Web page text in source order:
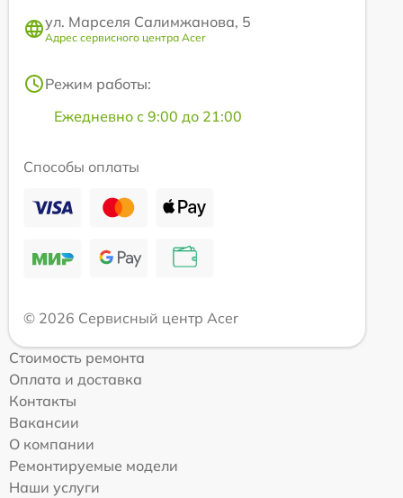
ул. Марселя Салимжанова, 5
Адрес сервисного центра Acer
Режим работы:
Ежедневно с 9:00 до 21:00
Способы оплаты
© 2026 Сервисный центр Acer
Стоимость ремонта
Оплата и доставка
Контакты
Вакансии
О компании
Ремонтируемые модели
Наши услуги